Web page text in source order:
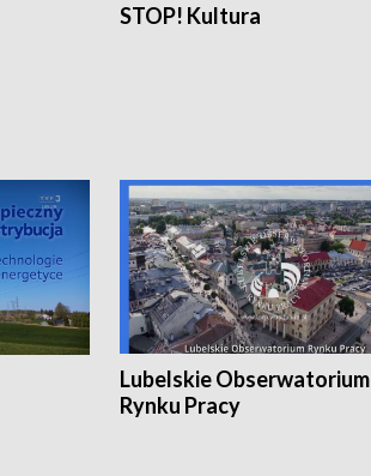
STOP! Kultura
Lubelskie Obserwatorium
Rynku Pracy